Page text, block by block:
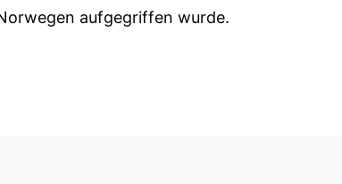
aufgegriffen wurde.